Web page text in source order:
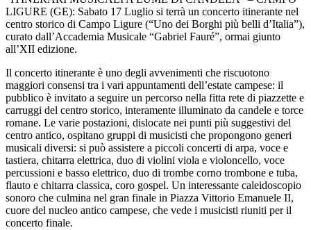
LIGURE (GE): Sabato 17 Luglio si terrà un concerto itinerante nel
centro storico di Campo Ligure (“Uno dei Borghi più belli d’Italia”),
curato dall’Accademia Musicale “Gabriel Fauré”, ormai giunto
all’XII edizione.
Il concerto itinerante è uno degli avvenimenti che riscuotono
maggiori consensi tra i vari appuntamenti dell’estate campese: il
pubblico è invitato a seguire un percorso nella fitta rete di piazzette e
carruggi del centro storico, interamente illuminato da candele e torce
romane. Le varie postazioni, dislocate nei punti più suggestivi del
centro antico, ospitano gruppi di musicisti che propongono generi
musicali diversi: si può assistere a piccoli concerti di arpa, voce e
tastiera, chitarra elettrica, duo di violini viola e violoncello, voce
percussioni e basso elettrico, duo di trombe corno trombone e tuba,
flauto e chitarra classica, coro gospel. Un interessante caleidoscopio
sonoro che culmina nel gran finale in Piazza Vittorio Emanuele II,
cuore del nucleo antico campese, che vede i musicisti riuniti per il
concerto finale.